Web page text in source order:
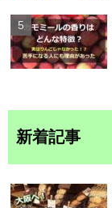
新着記事